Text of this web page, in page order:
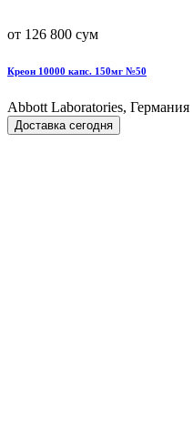
от 126 800 сум
Креон 10000 капс. 150мг №50
Abbott Laboratories, Германия
Доставка сегодня